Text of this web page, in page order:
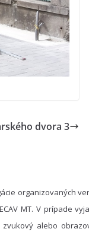
dvora 3
organizovaných
MT. V prípade
alebo